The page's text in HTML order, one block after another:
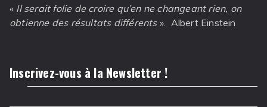
« Il serait folie de croire qu’en ne changeant rien, on
obtienne des résultats différents». Albert Einstein
Inscrivez-vous à la Newsletter !